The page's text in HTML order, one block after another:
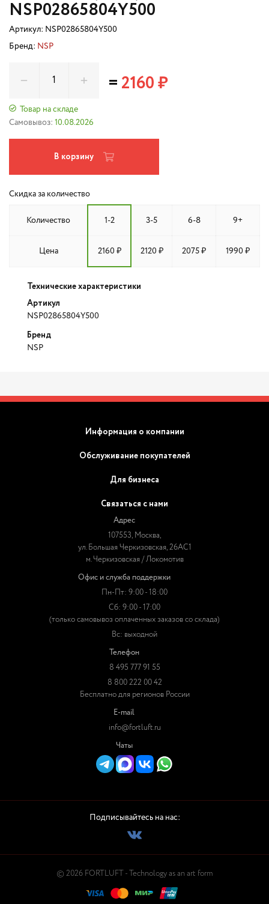
NSP02865804Y500
Артикул: NSP02865804Y500
Бренд: NSP
Товар на складе
Самовывоз: 10.08.2026
=2160 ₽
В корзину
Скидка за количество
Количество 1-2 3-5 6-8 9+
Цена 2160 ₽ 2120 ₽ 2075 ₽ 1990 ₽
Технические характеристики
Артикул
NSP02865804Y500
Бренд
NSP
Информация о компании
Обслуживание покупателей
Для бизнеса
Связаться с нами
Адрес
107553, Москва,
ул. Большая Черкизовская, 26АС1
м. Черкизовская / Локомотив
Офис и служба поддержки
Пн-Пт: 9:00 - 18:00
Сб: 9:00 - 17:00
(только самовывоз оплаченных заказов со склада)
Вс: выходной
Телефон
8 495 777 91 55
8 800 222 00 42
Бесплатно для регионов России
E-mail
info@fortluft.ru
Чаты
Подписывайтесь на нас:
© 2026 FORTLUFT - Technology as an art form